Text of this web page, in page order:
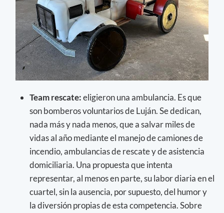
Team rescate:eligieron una ambulancia. Es que
son bomberos voluntarios de Luján. Se dedican,
nada más y nada menos, que a salvar miles de
vidas al año mediante el manejo de camiones de
incendio, ambulancias de rescate y de asistencia
domiciliaria. Una propuesta que intenta
representar, al menos en parte, su labor diaria en el
cuartel, sin la ausencia, por supuesto, del humor y
la diversión propias de esta competencia. Sobre